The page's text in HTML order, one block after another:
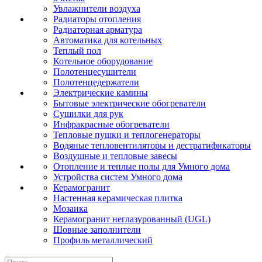
Увлажнители воздуха
Радиаторы отопления
Радиаторная арматура
Автоматика для котельных
Теплый пол
Котельное оборудование
Полотенцесушители
Полотенцедержатели
Электрические камины
Бытовые электрические обогреватели
Сушилки для рук
Инфракрасные обогреватели
Тепловые пушки и теплогенераторы
Водяные тепловентиляторы и дестратификаторы
Воздушные и тепловые завесы
Отопление и теплые полы для Умного дома
Устройства систем Умного дома
Керамогранит
Настенная керамическая плитка
Мозаика
Керамогранит неглазурованный (UGL)
Шовные заполнители
Профиль металлический